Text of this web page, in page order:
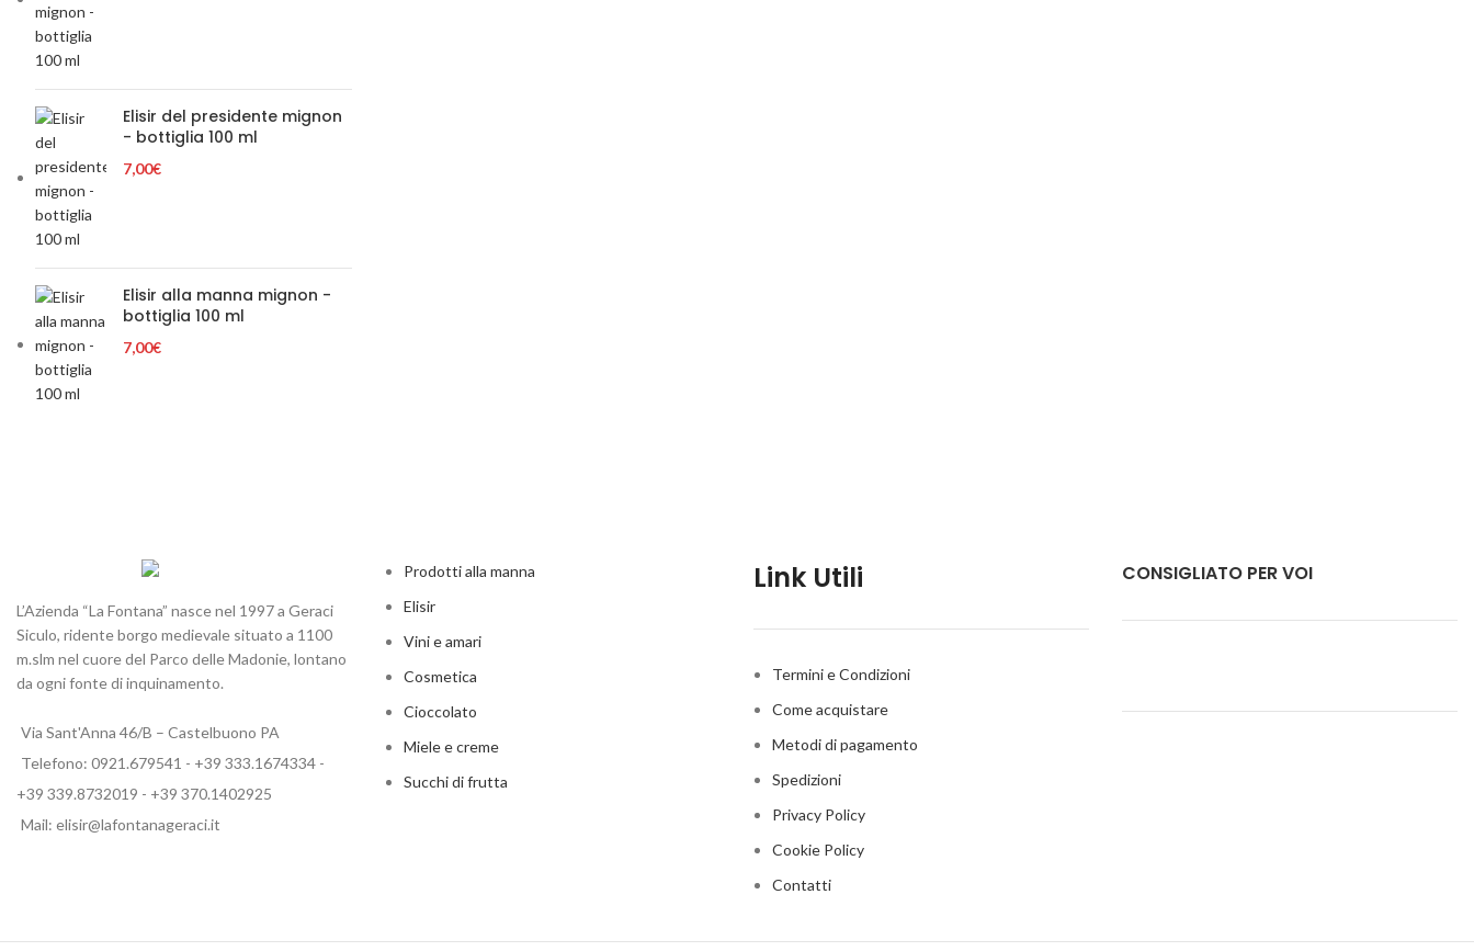
Elisir del presidente mignon
- bottiglia 100 ml
7,00€
Elisir alla manna mignon -
bottiglia 100 ml
7,00€
L’Azienda “La Fontana” nasce nel 1997 a Geraci
Siculo, ridente borgo medievale situato a 1100
m.slm nel cuore del Parco delle Madonie, lontano
da ogni fonte di inquinamento.
Via Sant'Anna 46/B – Castelbuono PA
Telefono: 0921.679541 - +39 333.1674334 -
+39 339.8732019 - +39 370.1402925
Mail: elisir@lafontanageraci.it
Prodotti alla manna
Elisir
Vini e amari
Cosmetica
Cioccolato
Miele e creme
Succhi di frutta
Link Utili
Termini e Condizioni
Come acquistare
Metodi di pagamento
Spedizioni
Privacy Policy
Cookie Policy
Contatti
CONSIGLIATO PER VOI